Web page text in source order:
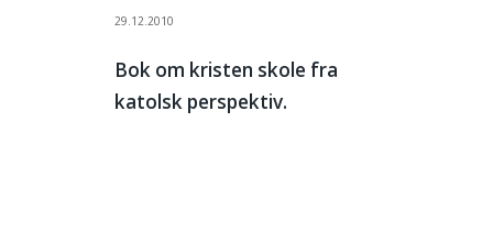
29.12.2010
Bok om kristen skole fra
katolsk perspektiv.